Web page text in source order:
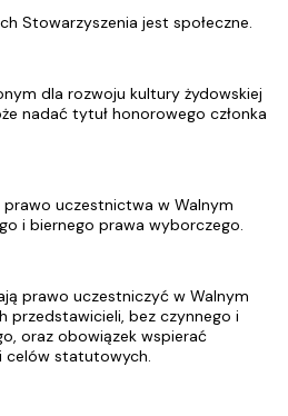
Stowarzyszenia jest społeczne.
dla rozwoju kultury żydowskiej
nadać tytuł honorowego członka
prawo uczestnictwa w Walnym
i biernego prawa wyborczego.
prawo uczestniczyć w Walnym
przedstawicieli, bez czynnego i
oraz obowiązek wspierać
celów statutowych.